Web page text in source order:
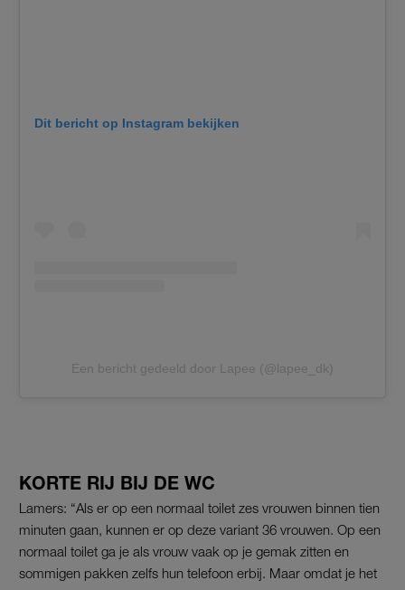
Dit bericht op Instagram bekijken
Een bericht gedeeld door Lapee (@lapee_dk)
KORTE RIJ BIJ DE WC
Lamers: “Als er op een normaal toilet zes vrouwen binnen tien
minuten gaan, kunnen er op deze variant 36 vrouwen. Op een
normaal toilet ga je als vrouw vaak op je gemak zitten en
sommigen pakken zelfs hun telefoon erbij. Maar omdat je het